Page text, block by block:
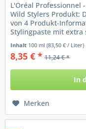
L'Oréal Professionnel
Wild Stylers Produkt:
von 4 Produkt-
Stylingpaste mit extra
Inhalt 100 ml(83,50 € / Liter)
8,35 € * 11,24 € *
In
Merken